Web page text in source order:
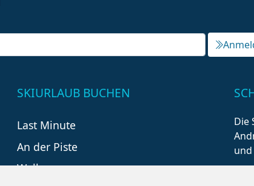
SKIURLAUB BUCHEN
Last Minute
An der Piste
Wellness
Die